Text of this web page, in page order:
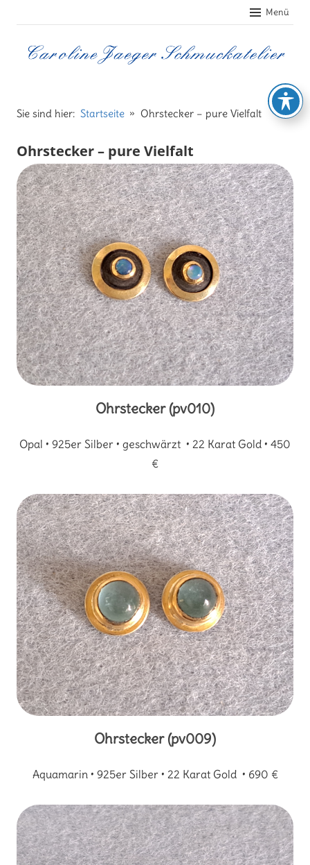
Inhalt
springen
Menü
Jaeger
Schmuckatelier
Sie sind hier: Startseite Ohrstecker – pure Vielfalt
Ohrstecker – pure Vielfalt
Ohrstecker (pv010)
Opal • 925er Silber • geschwärzt • 22 Karat Gold • 450
€
Ohrstecker (pv009)
Aquamarin • 925er Silber • 22 Karat Gold • 690 €